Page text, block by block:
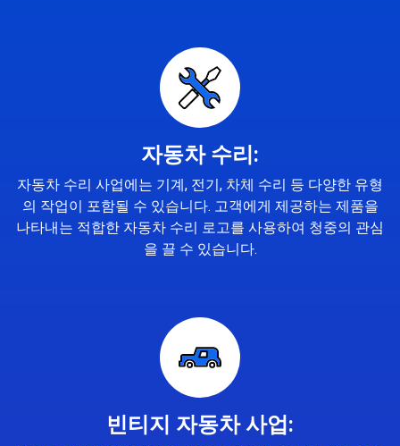
자동차 수리:
자동차 수리 사업에는 기계, 전기, 차체 수리 등 다양한 유형
의 작업이 포함될 수 있습니다. 고객에게 제공하는 제품을
나타내는 적합한 자동차 수리 로고를 사용하여 청중의 관심
을 끌 수 있습니다.
빈티지 자동차 사업: